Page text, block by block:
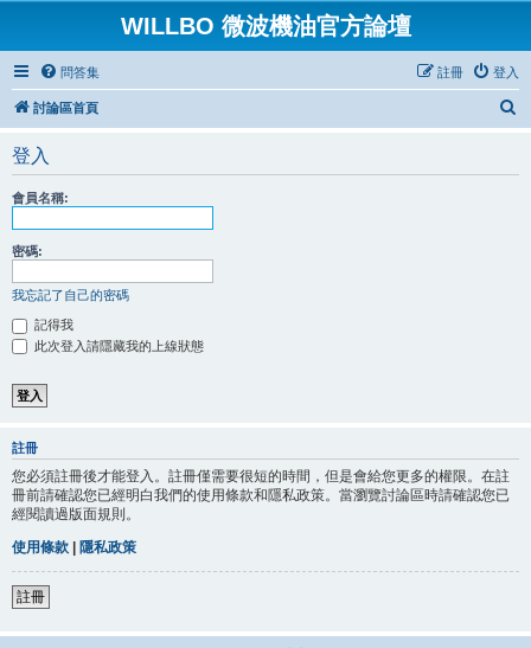
WILLBO 微波機油官方論壇
問答集 登入
註冊
討論區首頁
登入
會員名稱:
密碼:
我忘記了自己的密碼
記得我
此次登入請隱藏我的上線狀態
註冊
您必須註冊後才能登入。註冊僅需要很短的時間，但是會給您更多的權限。在註
冊前請確認您已經明白我們的使用條款和隱私政策。當瀏覽討論區時請確認您已
經閱讀過版面規則。
使用條款 | 隱私政策
註冊